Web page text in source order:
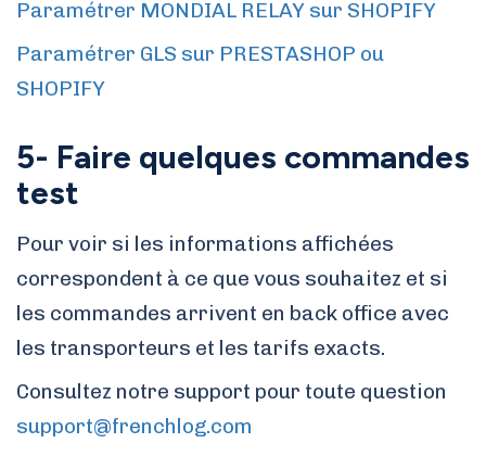
Paramétrer MONDIAL RELAY sur SHOPIFY
Paramétrer GLS sur PRESTASHOP ou
SHOPIFY
5- Faire quelques commandes
test
Pour voir si les informations affichées
correspondent à ce que vous souhaitez et si
les commandes arrivent en back office avec
les transporteurs et les tarifs exacts.
Consultez notre support pour toute question
support@frenchlog.com